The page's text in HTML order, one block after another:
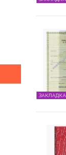
ЗАКЛАДКА